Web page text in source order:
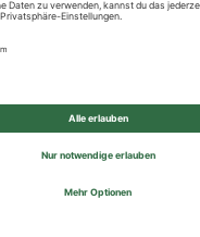
REWE Group - All rights